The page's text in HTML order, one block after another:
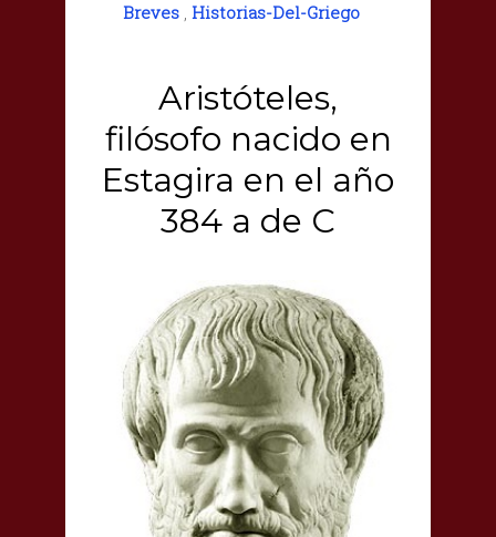
Breves , Historias-Del-Griego
Aristóteles,
filósofo nacido en
Estagira en el año
384 a de C